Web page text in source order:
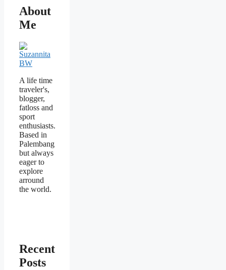
About
Me
A life time
traveler's,
blogger,
fatloss and
sport
enthusiasts.
Based in
Palembang
but always
eager to
explore
arround
the world.
Recent
Posts